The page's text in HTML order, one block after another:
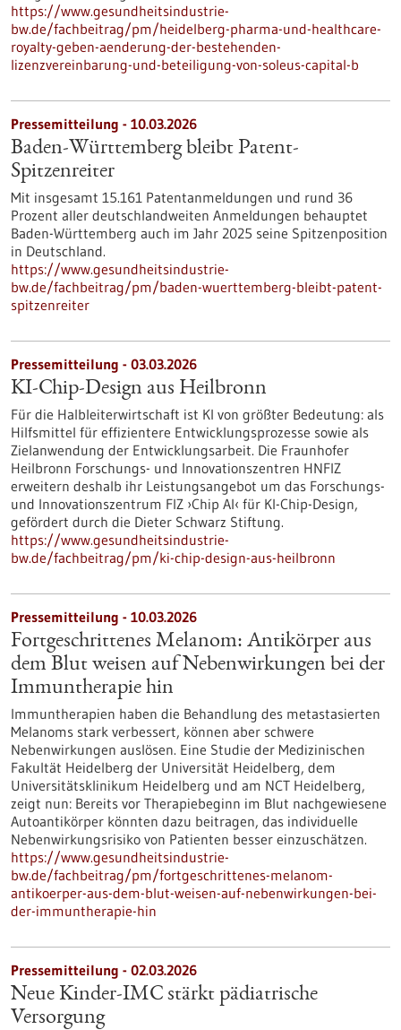
https://www.gesundheitsindustrie-
bw.de/fachbeitrag/pm/heidelberg-pharma-und-healthcare-
royalty-geben-aenderung-der-bestehenden-
lizenzvereinbarung-und-beteiligung-von-soleus-capital-b
Pressemitteilung - 10.03.2026
Baden-Württemberg bleibt Patent-
Spitzenreiter
Mit insgesamt 15.161 Patentanmeldungen und rund 36
Prozent aller deutschlandweiten Anmeldungen behauptet
Baden-Württemberg auch im Jahr 2025 seine Spitzenposition
in Deutschland.
https://www.gesundheitsindustrie-
bw.de/fachbeitrag/pm/baden-wuerttemberg-bleibt-patent-
spitzenreiter
Pressemitteilung - 03.03.2026
KI-Chip-Design aus Heilbronn
Für die Halbleiterwirtschaft ist KI von größter Bedeutung: als
Hilfsmittel für effizientere Entwicklungsprozesse sowie als
Zielanwendung der Entwicklungsarbeit. Die Fraunhofer
Heilbronn Forschungs- und Innovationszentren HNFIZ
erweitern deshalb ihr Leistungsangebot um das Forschungs-
und Innovationszentrum FIZ ›Chip AI‹ für KI-Chip-Design,
gefördert durch die Dieter Schwarz Stiftung.
https://www.gesundheitsindustrie-
bw.de/fachbeitrag/pm/ki-chip-design-aus-heilbronn
Pressemitteilung - 10.03.2026
Fortgeschrittenes Melanom: Antikörper aus
dem Blut weisen auf Nebenwirkungen bei der
Immuntherapie hin
Immuntherapien haben die Behandlung des metastasierten
Melanoms stark verbessert, können aber schwere
Nebenwirkungen auslösen. Eine Studie der Medizinischen
Fakultät Heidelberg der Universität Heidelberg, dem
Universitätsklinikum Heidelberg und am NCT Heidelberg,
zeigt nun: Bereits vor Therapiebeginn im Blut nachgewiesene
Autoantikörper könnten dazu beitragen, das individuelle
Nebenwirkungsrisiko von Patienten besser einzuschätzen.
https://www.gesundheitsindustrie-
bw.de/fachbeitrag/pm/fortgeschrittenes-melanom-
antikoerper-aus-dem-blut-weisen-auf-nebenwirkungen-bei-
der-immuntherapie-hin
Pressemitteilung - 02.03.2026
Neue Kinder-IMC stärkt pädiatrische
Versorgung